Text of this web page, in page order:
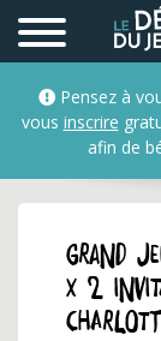
Pensez à
vous inscrire
afin de
GRAND
x 2